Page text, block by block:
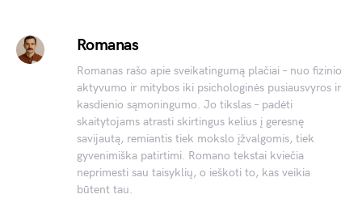
Romanas
Romanas rašo apie sveikatingumą plačiai – nuo fizinio
aktyvumo ir mitybos iki psichologinės pusiausvyros ir
kasdienio sąmoningumo. Jo tikslas – padėti
skaitytojams atrasti skirtingus kelius į geresnę
savijautą, remiantis tiek mokslo įžvalgomis, tiek
gyvenimiška patirtimi. Romano tekstai kviečia
neprimesti sau taisyklių, o ieškoti to, kas veikia
būtent tau.